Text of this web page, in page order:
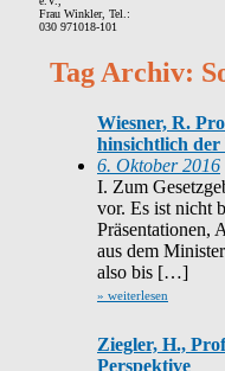
Frau Winkler, Tel.:
030 971018-101
Tag Archiv:
Wiesner, R.
hinsichtlich der
6. Oktober 2016
I. Zum
vor. Es ist nicht
Präsentationen,
aus dem
also bis […]
» weiterlesen
Ziegler, H.,
Perspektive